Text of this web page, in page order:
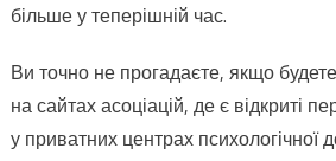
більше у теперішній час.
Ви точно не прогадаєте, якщо
на сайтах асоціацій, де є відкриті
у приватних центрах психологічної